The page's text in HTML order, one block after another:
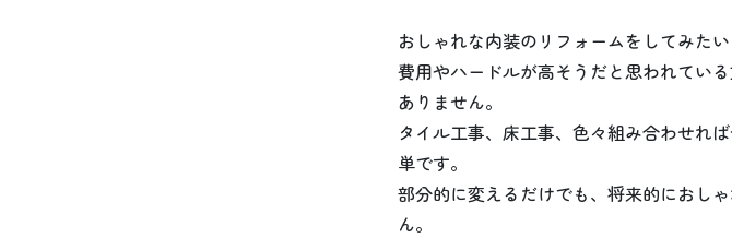
おしゃれな内装のリフォームをしてみたい
費用やハードルが高そうだと思われてい
ありません。
タイル工事、床工事、色々組み合わせれ
単です。
部分的に変えるだけでも、将来的におし
ん。